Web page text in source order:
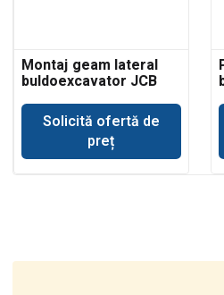
Montaj geam lateral
buldoexcavator JCB
Solicită ofertă de
preț